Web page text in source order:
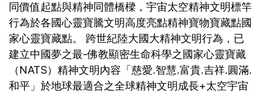
同價值起點與精神同體橋樑，宇宙太空精神文明標竿
行為於各國心靈寶騰文明高度亮點精神寶物寶藏點國
家心靈寶藏點。 跨世紀陸大國大精神文明行為，已
建立中國夢之最-佛教顯密生命科學之國家心靈寶藏
（NATS）精神文明內容「慈愛.智慧.富貴.吉祥.圓滿.
和平」於地球最適合之全球精神文明成長+太空宇宙